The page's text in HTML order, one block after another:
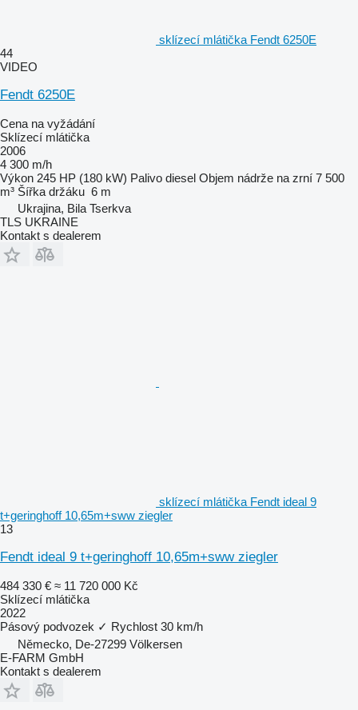
sklízecí mlátička Fendt 6250E
44
VIDEO
Fendt 6250E
Cena na vyžádání
Sklízecí mlátička
2006
4 300 m/h
Výkon 245 HP (180 kW) Palivo diesel Objem nádrže na zrní 7 500
m³ Šířka držáku 6 m
Ukrajina, Bila Tserkva
TLS UKRAINE
Kontakt s dealerem
sklízecí mlátička Fendt ideal 9
t+geringhoff 10,65m+sww ziegler
13
Fendt ideal 9 t+geringhoff 10,65m+sww ziegler
484 330 € ≈ 11 720 000 Kč
Sklízecí mlátička
2022
Pásový podvozek ✓ Rychlost 30 km/h
Německo, De-27299 Völkersen
E-FARM GmbH
Kontakt s dealerem